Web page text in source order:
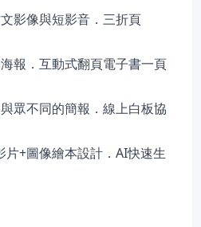
影像與短影音．三折頁
報．互動式翻頁電子書一頁
眾不同的簡報．線上白板協
片+圖像繪本設計．AI快速生